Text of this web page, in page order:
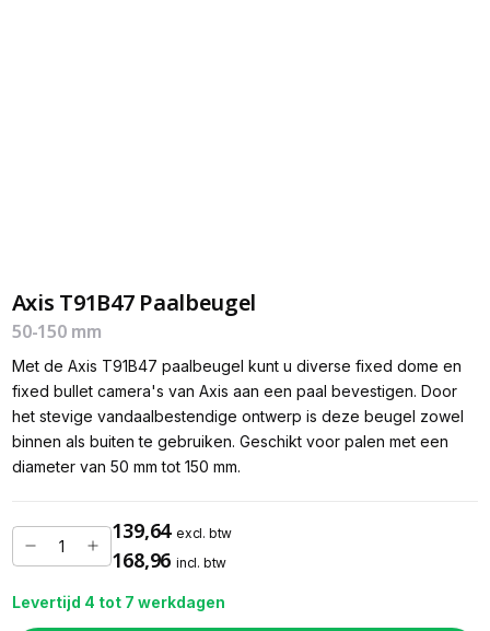
Axis T91B47 Paalbeugel
50-150 mm
Met de Axis T91B47 paalbeugel kunt u diverse fixed dome en
fixed bullet camera's van Axis aan een paal bevestigen. Door
het stevige vandaalbestendige ontwerp is deze beugel zowel
binnen als buiten te gebruiken. Geschikt voor palen met een
diameter van 50 mm tot 150 mm.
139,64 excl. btw
168,96 incl. btw
Levertijd 4 tot 7 werkdagen